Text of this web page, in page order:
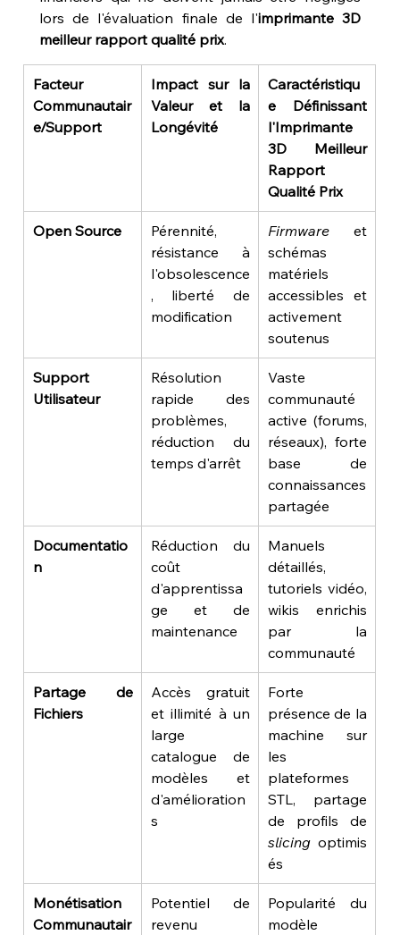
lors de l'évaluation finale de l'imprimante 3D
meilleur rapport qualité prix.
Facteur
Communautair
e/Support
Impact sur la
Valeur et la
Longévité
Caractéristiqu
e Définissant
l'Imprimante
3D Meilleur
Rapport
Qualité Prix
Open Source
Pérennité,
résistance à
l'obsolescence
, liberté de
modification
Firmware et
schémas
matériels
accessibles et
activement
soutenus
Support
Utilisateur
Résolution
rapide des
problèmes,
réduction du
temps d'arrêt
Vaste
communauté
active (forums,
réseaux), forte
base de
connaissances
partagée
Documentatio
n
Réduction du
coût
d'apprentissa
ge et de
maintenance
Manuels
détaillés,
tutoriels vidéo,
wikis enrichis
par la
communauté
Partage de
Fichiers
Accès gratuit
et illimité à un
large
catalogue de
modèles et
d'amélioration
s
Forte
présence de la
machine sur
les
plateformes
STL, partage
slicing optimis
és
Monétisation
Communautair
Potentiel de
revenu
Popularité du
modèle